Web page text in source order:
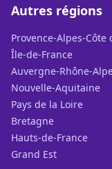
Autres régions
Provence-Alpes-Côte
Île-de-France
Auvergne-Rhône-
Nouvelle-Aquitaine
Pays de la Loire
Bretagne
Hauts-de-France
Grand Est